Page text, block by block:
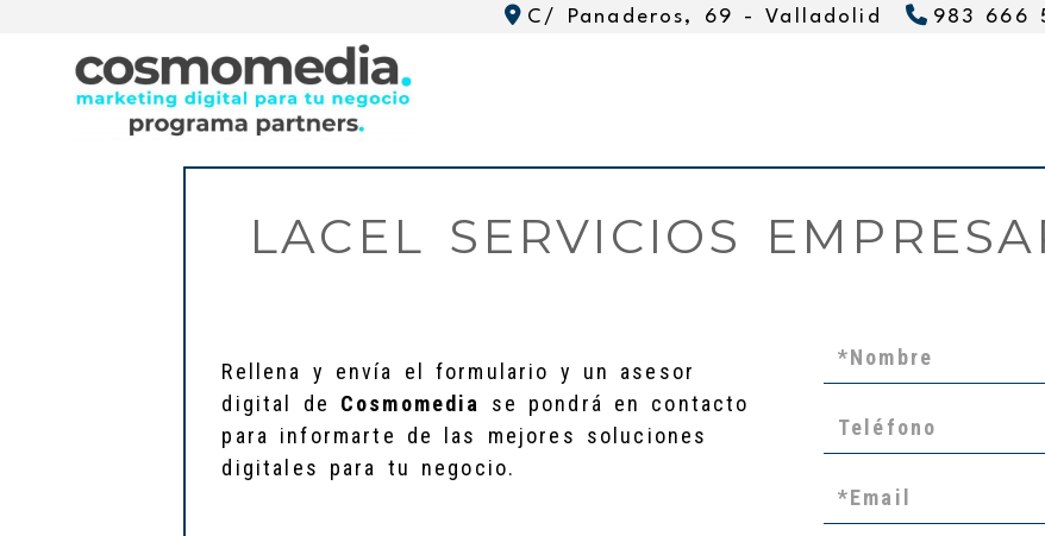
C/ Panaderos, 69 -Valladolid 983 666
LACEL SERVICIOS
Rellena y envía el formulario y un asesor
digital de Cosmomedia
se pondrá en contacto
para informarte de las mejores soluciones
digitales para tu negocio.